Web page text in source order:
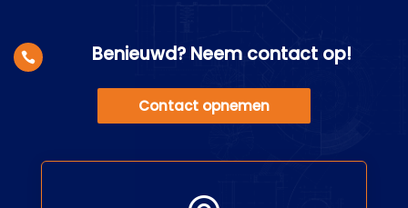
 Benieuwd? Neem contact op!
Contact opnemen